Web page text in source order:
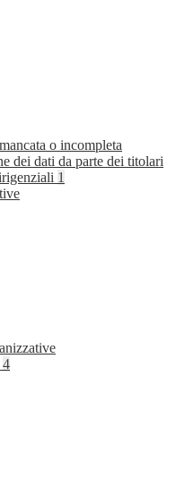
o incompleta
dei dati da parte dei titolari
1
4